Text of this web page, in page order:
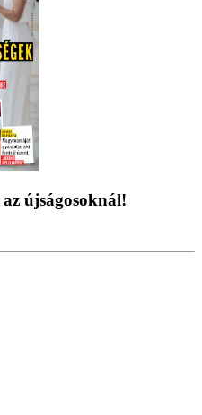
az újságosoknál!